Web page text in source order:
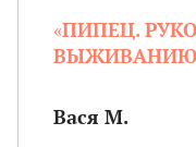
«ПИПЕЦ.
ВЫЖИВАНИЮ»
Вася М.